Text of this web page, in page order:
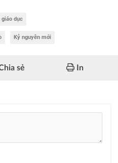
dục
Kỷ nguyên mới
sẻ In